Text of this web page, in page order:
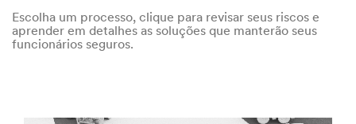
Escolha um processo, clique para revisar seus riscos e
aprender em detalhes as soluções que manterão seus
funcionários seguros.